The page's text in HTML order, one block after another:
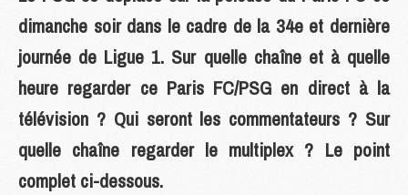
dimanche soir dans le cadre de la 34e et dernière
journée de Ligue 1. Sur quelle chaîne et à quelle
heure regarder ce Paris FC/PSG en direct à la
télévision ? Qui seront les commentateurs ? Sur
quelle chaîne regarder le multiplex ? Le point
complet ci-dessous.